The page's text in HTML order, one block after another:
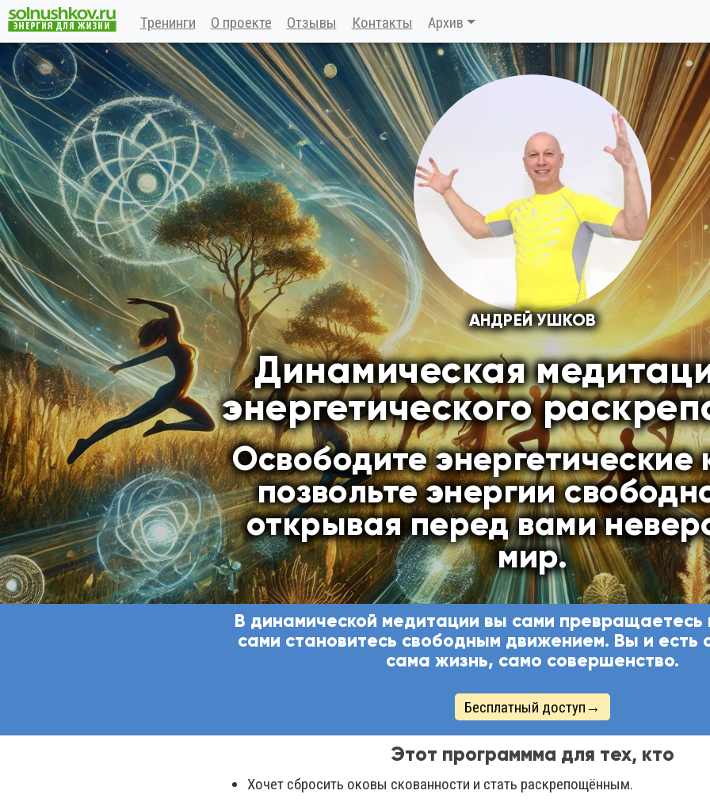
Тренинги О проекте Отзывы Контакты Архив
АНДРЕЙ УШКОВ
Динамическая
энергетического
Освободите
позвольте энергии
открывая перед вами
мир.
В динамической медитации вы сами превращаетесь
сами становитесь свободным движением. Вы и есть
сама жизнь, само совершенство.
Бесплатный доступ→
Этот программма для тех, кто
Хочет сбросить оковы скованности и стать раскрепощённым.